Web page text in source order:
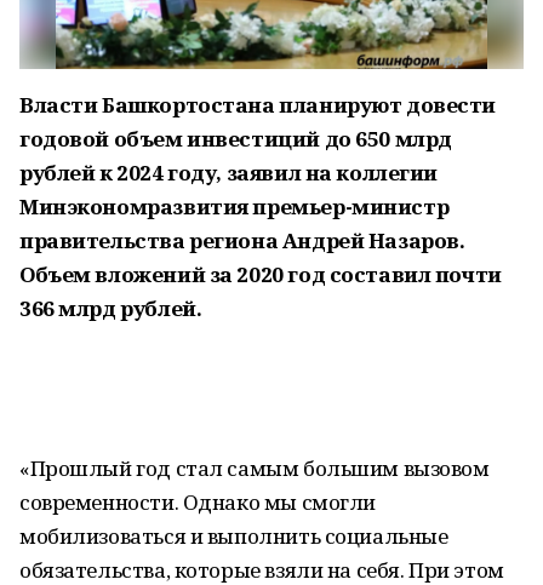
Власти Башкортостана планируют довести
годовой объем инвестиций до 650 млрд
рублей к 2024 году, заявил на коллегии
Минэкономразвития премьер-министр
правительства региона Андрей Назаров.
Объем вложений за 2020 год составил почти
366 млрд рублей.
«Прошлый год стал самым большим вызовом
современности. Однако мы смогли
мобилизоваться и выполнить социальные
обязательства, которые взяли на себя. При этом